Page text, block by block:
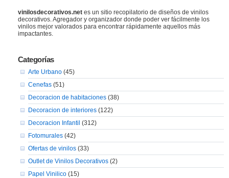
vinilosdecorativos.netes un sitio recopilatorio de diseños de vinilos
decorativos. Agregador y organizador donde poder ver fácilmente los
vinilos mejor valorados para encontrar rápidamente aquellos más
impactantes.
Categorías
Arte Urbano(45)
Cenefas(51)
Decoracion de habitaciones(38)
Decoracion de interiores(122)
Decoracion Infantil (312)
Fotomurales(42)
Ofertas de vinilos(33)
Outlet de Vinilos Decorativos(2)
Papel Vinilico(15)